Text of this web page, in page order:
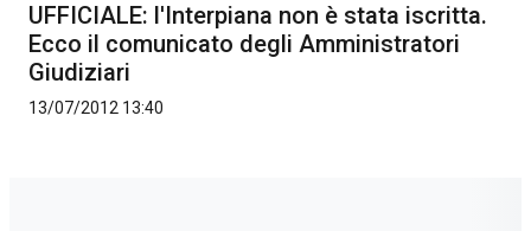
UFFICIALE: l'Interpiana non è stata iscritta.
Ecco il comunicato degli Amministratori
Giudiziari
13/07/2012 13:40